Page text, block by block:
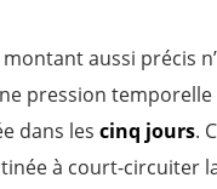
montant aussi précis
pression
dans les cinq jours.
à court-circuiter